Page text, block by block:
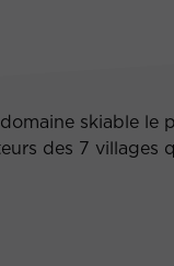
skiable
des 7 villages